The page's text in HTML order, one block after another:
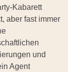
Kabarett
aber fast immer
und
Agent